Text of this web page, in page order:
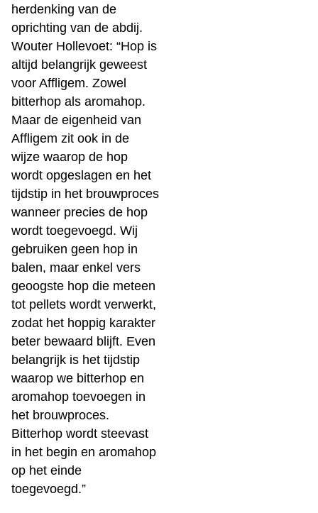
herdenking van de
oprichting van de abdij.
Wouter Hollevoet: “Hop is
altijd belangrijk geweest
voor Affligem. Zowel
bitterhop als aromahop.
Maar de eigenheid van
Affligem zit ook in de
wijze waarop de hop
wordt opgeslagen en het
tijdstip in het brouwproces
wanneer precies de hop
wordt toegevoegd. Wij
gebruiken geen hop in
balen, maar enkel vers
geoogste hop die meteen
tot pellets wordt verwerkt,
zodat het hoppig karakter
beter bewaard blijft. Even
belangrijk is het tijdstip
waarop we bitterhop en
aromahop toevoegen in
het brouwproces.
Bitterhop wordt steevast
in het begin en aromahop
op het einde
toegevoegd.”